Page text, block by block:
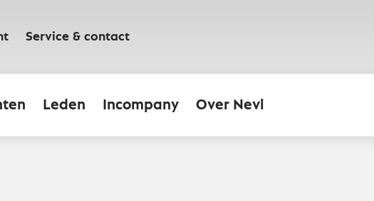
Service & contact
Leden Incompany Over Nevi